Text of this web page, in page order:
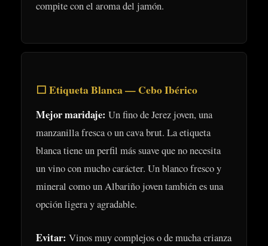
compite con el aroma del jamón.
⬜ Etiqueta Blanca — Cebo Ibérico
Mejor maridaje: Un fino de Jerez joven, una
manzanilla fresca o un cava brut. La etiqueta
blanca tiene un perfil más suave que no necesita
un vino con mucho carácter. Un blanco fresco y
mineral como un Albariño joven también es una
opción ligera y agradable.
Evitar: Vinos muy complejos o de mucha crianza